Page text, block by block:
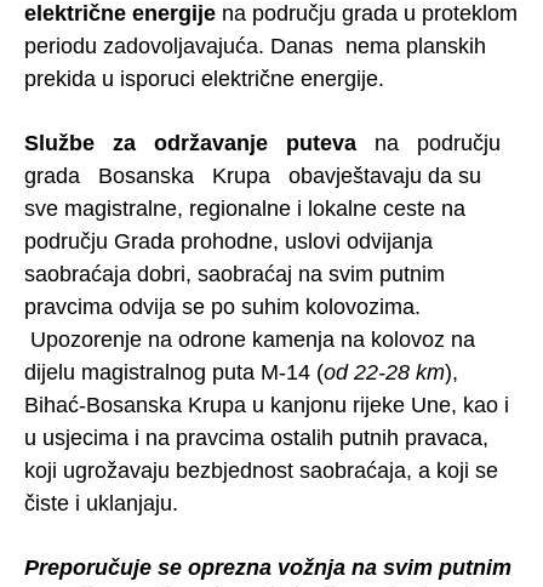
električne energije na području grada u proteklom
periodu zadovoljavajuća. Danas nema planskih
prekida u isporuci električne energije.
Službe za održavanje puteva na području
grada Bosanska Krupa obavještavaju da su
sve magistralne, regionalne i lokalne ceste na
području Grada prohodne, uslovi odvijanja
saobraćaja dobri, saobraćaj na svim putnim
pravcima odvija se po suhim kolovozima.
Upozorenje na odrone kamenja na kolovoz na
dijelu magistralnog puta M-14 (od 22-28 km),
Bihać-Bosanska Krupa u kanjonu rijeke Une, kao i
u usjecima i na pravcima ostalih putnih pravaca,
koji ugrožavaju bezbjednost saobraćaja, a koji se
čiste i uklanjaju.
Preporučuje se oprezna vožnja na svim putnim